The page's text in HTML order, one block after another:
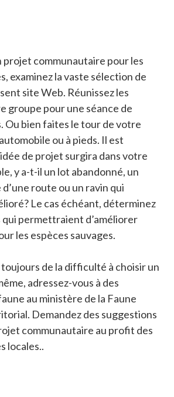
projet communautaire pour les
examinez la vaste sélection de
site Web. Réunissez les
groupe pour une séance de
Ou bien faites le tour de votre
ou à pieds. Il est
de projet surgira dans votre
y a-t-il un lot abandonné, un
route ou un ravin qui
Le cas échéant, déterminez
qui permettraient d’améliorer
les espèces sauvages.
de la difficulté à choisir un
adressez-vous à des
au ministère de la Faune
Demandez des suggestions
communautaire au profit des
locales..